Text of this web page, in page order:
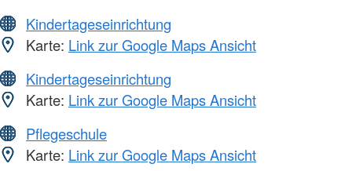
Kindertageseinrichtung
Karte: Link zur Google Maps Ansicht
Kindertageseinrichtung
Karte: Link zur Google Maps Ansicht
Pflegeschule
Karte: Link zur Google Maps Ansicht